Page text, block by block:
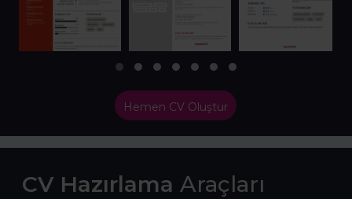
Hemen CV Oluştur
CV Hazırlama Araçları